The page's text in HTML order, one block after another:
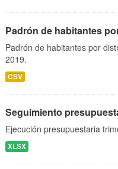
Padrón de habitantes
Padrón de habitantes por
2019.
CSV
Seguimiento
Ejecución presupuestaria
XLSX